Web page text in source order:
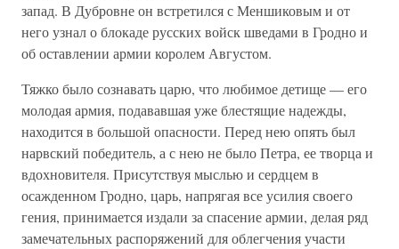
запад. В Дубровне он встретился с Меншиковым и от
него узнал о блокаде русских войск шведами в Гродно и
об оставлении армии королем Августом.
Тяжко было сознавать царю, что любимое детище — его
молодая армия, подававшая уже блестящие надежды,
находится в большой опасности. Перед нею опять был
нарвский победитель, а с нею не было Петра, ее творца и
вдохновителя. Присутствуя мыслью и сердцем в
осажденном Гродно, царь, напрягая все усилия своего
гения, принимается издали за спасение армии, делая ряд
замечательных распоряжений для облегчения участи